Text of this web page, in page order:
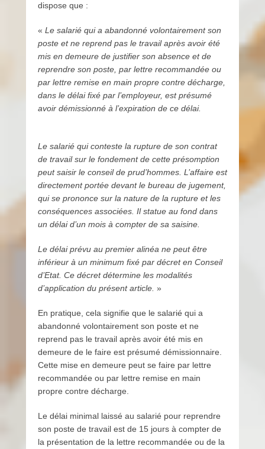
dispose que :
« Le salarié qui a abandonné volontairement son
poste et ne reprend pas le travail après avoir été
mis en demeure de justifier son absence et de
reprendre son poste, par lettre recommandée ou
par lettre remise en main propre contre décharge,
dans le délai fixé par l’employeur, est présumé
avoir démissionné à l’expiration de ce délai.
Le salarié qui conteste la rupture de son contrat
de travail sur le fondement de cette présomption
peut saisir le conseil de prud’hommes. L’affaire est
directement portée devant le bureau de jugement,
qui se prononce sur la nature de la rupture et les
conséquences associées. Il statue au fond dans
un délai d’un mois à compter de sa saisine.
Le délai prévu au premier alinéa ne peut être
inférieur à un minimum fixé par décret en Conseil
d’Etat. Ce décret détermine les modalités
d’application du présent article. »
En pratique, cela signifie que le salarié qui a
abandonné volontairement son poste et ne
reprend pas le travail après avoir été mis en
demeure de le faire est présumé démissionnaire.
Cette mise en demeure peut se faire par lettre
recommandée ou par lettre remise en main
propre contre décharge.
Le délai minimal laissé au salarié pour reprendre
son poste de travail est de 15 jours à compter de
la présentation de la lettre recommandée ou de la